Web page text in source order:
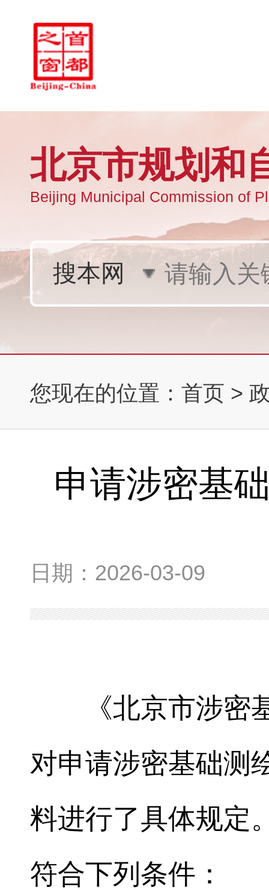
您现在的位置： 首页 >
申请涉密基
日期： 2026-03-09
《北京市涉
对申请涉密基础测
料进行了具体规定
符合下列条件：